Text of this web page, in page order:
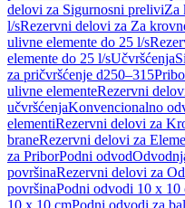
delovi za Sigurnosni preliviZa
l/sRezervni delovi za Za
ulivne elemente do 25 l/s
elemente do 25 l/sUčvršćenja
za pričvršćenje d250–315
ulivne elementeRezervni
učvršćenjaKonvencionalno
elementiRezervni delovi za
braneRezervni delovi za
za PriborPodni odvod
površinaRezervni delovi za
površinaPodni odvodi 10 x 10
10 x 10 cmPodni odvodi za